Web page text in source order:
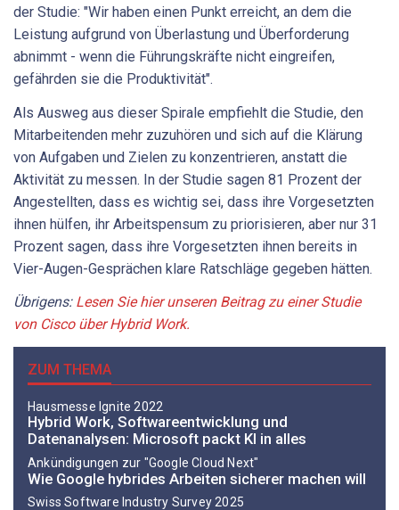
der Studie: "Wir haben einen Punkt erreicht, an dem die
Leistung aufgrund von Überlastung und Überforderung
abnimmt - wenn die Führungskräfte nicht eingreifen,
gefährden sie die Produktivität".
Als Ausweg aus dieser Spirale empfiehlt die Studie, den
Mitarbeitenden mehr zuzuhören und sich auf die Klärung
von Aufgaben und Zielen zu konzentrieren, anstatt die
Aktivität zu messen. In der Studie sagen 81 Prozent der
Angestellten, dass es wichtig sei, dass ihre Vorgesetzten
ihnen hülfen, ihr Arbeitspensum zu priorisieren, aber nur 31
Prozent sagen, dass ihre Vorgesetzten ihnen bereits in
Vier-Augen-Gesprächen klare Ratschläge gegeben hätten.
Übrigens: Lesen Sie hier unseren Beitrag zu einer Studie
von Cisco über Hybrid Work.
ZUM THEMA
Hausmesse Ignite 2022
Hybrid Work, Softwareentwicklung und
Datenanalysen: Microsoft packt KI in alles
Ankündigungen zur "Google Cloud Next"
Wie Google hybrides Arbeiten sicherer machen will
Swiss Software Industry Survey 2025